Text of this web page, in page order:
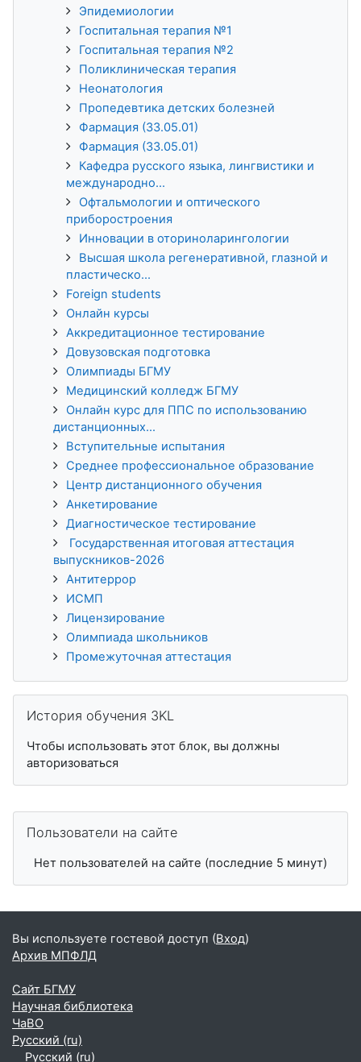
Эпидемиологии
Госпитальная терапия №1
Госпитальная терапия №2
Поликлиническая терапия
Неонатология
Пропедевтика детских болезней
Фармация (33.05.01)
Фармация (33.05.01)
Кафедра русского языка, лингвистики и
международно...
Офтальмологии и оптического
приборостроения
Инновации в оториноларингологии
Высшая школа регенеративной, глазной и
пластическо...
Foreign students
Онлайн курсы
Аккредитационное тестирование
Довузовская подготовка
Олимпиады БГМУ
Медицинский колледж БГМУ
Онлайн курс для ППС по использованию
дистанционных...
Вступительные испытания
Среднее профессиональное образование
Центр дистанционного обучения
Анкетирование
Диагностическое тестирование
Государственная итоговая аттестация
выпускников-2026
Антитеррор
ИСМП
Лицензирование
Олимпиада школьников
Промежуточная аттестация
История обучения 3KL
Чтобы использовать этот блок, вы должны
авторизоваться
Пользователи на сайте
Нет пользователей на сайте (последние 5 минут)
Вы используете гостевой доступ (Вход)
Архив МПФЛД
Сайт БГМУ
Научная библиотека
ЧаВО
Русский ‎(ru)‎
Русский ‎(ru)‎